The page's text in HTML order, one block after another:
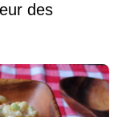
des